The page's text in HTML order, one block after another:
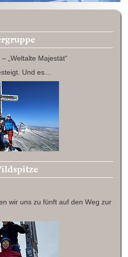
„Weltalte Majestät“
Und es…
wir uns zu fünft auf den Weg zur